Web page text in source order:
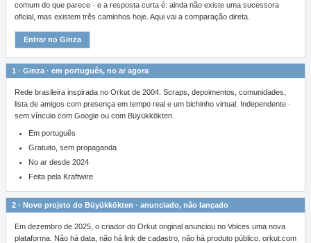
comum do que parece · e a resposta curta é: ainda não existe uma sucessora
oficial, mas existem três caminhos hoje. Aqui vai a comparação direta.
Entrar no Ginza
1 · Ginza · em português, no ar agora
Rede brasileira inspirada no Orkut de 2004. Scraps, depoimentos, comunidades,
lista de amigos com presença em tempo real e um bichinho virtual. Independente ·
sem vínculo com Google ou com Büyükkökten.
Em português
Gratuito, sem propaganda
No ar desde 2024
Feita pela Kraftwire
2 · Novo projeto do Büyükkökten · anunciado, não lançado
Em dezembro de 2025, o criador do Orkut original anunciou no Voices uma nova
plataforma. Não há data, não há link de cadastro, não há produto público. orkut.com